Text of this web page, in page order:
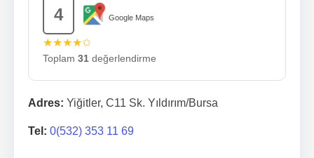
4 Google Maps
★★★★✩
Toplam 31 değerlendirme
Adres: Yiğitler, C11 Sk. Yıldırım/Bursa
Tel: 0(532) 353 11 69